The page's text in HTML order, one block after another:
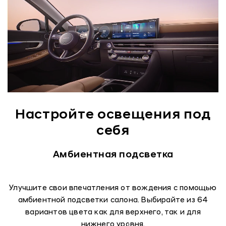
Настройте освещения под
себя
Амбиентная подсветка
Улучшите свои впечатления от вождения с помощью
амбиентной подсветки салона. Выбирайте из 64
вариантов цвета как для верхнего, так и для